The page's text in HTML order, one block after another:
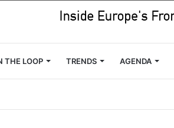
THE LOOP TRENDS AGENDA